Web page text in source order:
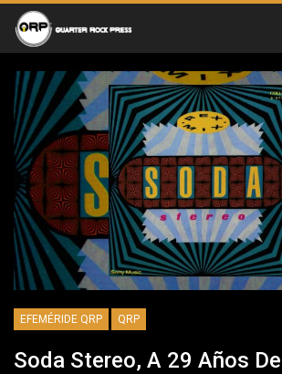
EFEMÉRIDE QRP QRP
Soda Stereo, A 29 Años